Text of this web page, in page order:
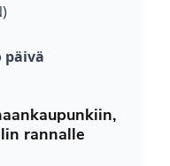
päivä
rannalle